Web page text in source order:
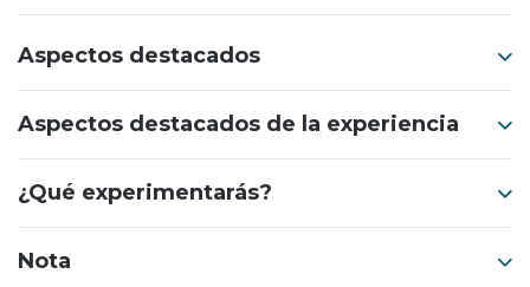
Aspectos destacados
Aspectos destacados de la experiencia
¿Qué experimentarás?
Nota